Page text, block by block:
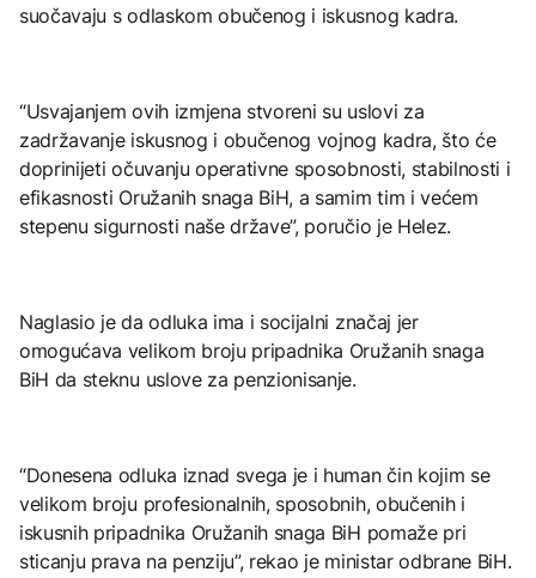
suočavaju s odlaskom obučenog i iskusnog kadra.
“Usvajanjem ovih izmjena stvoreni su uslovi za
zadržavanje iskusnog i obučenog vojnog kadra, što će
doprinijeti očuvanju operativne sposobnosti, stabilnosti i
efikasnosti Oružanih snaga BiH, a samim tim i većem
stepenu sigurnosti naše države”, poručio je Helez.
Naglasio je da odluka ima i socijalni značaj jer
omogućava velikom broju pripadnika Oružanih snaga
BiH da steknu uslove za penzionisanje.
“Donesena odluka iznad svega je i human čin kojim se
velikom broju profesionalnih, sposobnih, obučenih i
iskusnih pripadnika Oružanih snaga BiH pomaže pri
sticanju prava na penziju”, rekao je ministar odbrane BiH.